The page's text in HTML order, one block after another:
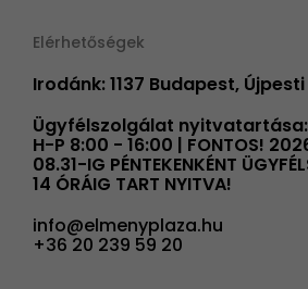
Elérhetőségek
Irodánk: 1137 Budapest,
Ügyfélszolgálat nyitvatartása:
H-P 8:00 - 16:00 | FONTOS!
08.31-IG PÉNTEKENKÉNT
14 ÓRÁIG TART NYITVA!
info@elmenyplaza.hu
+36 20 239 59 20